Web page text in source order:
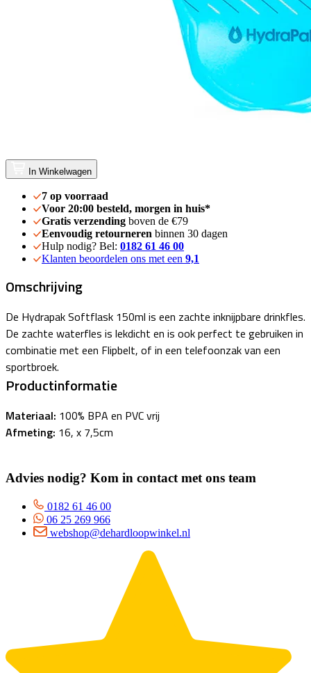
In Winkelwagen
7 op voorraad
Voor 20:00 besteld, morgen in huis*
Gratis verzending boven de €79
Eenvoudig retourneren binnen 30 dagen
Hulp nodig? Bel: 0182 61 46 00
Klanten beoordelen ons met een 9,1
Omschrijving
De Hydrapak Softflask 150ml is een zachte inknijpbare drinkfles.
De zachte waterfles is lekdicht en is ook perfect te gebruiken in
combinatie met een Flipbelt, of in een telefoonzak van een
sportbroek.
Productinformatie
Materiaal: 100% BPA en PVC vrij
Afmeting: 16, x 7,5cm
Advies nodig? Kom in contact met ons team
0182 61 46 00
06 25 269 966
webshop@dehardloopwinkel.nl